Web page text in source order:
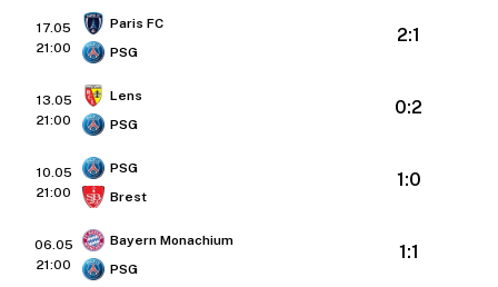
17.05
21:00
Paris FC
PSG
2:1
13.05
21:00
Lens
PSG
0:2
10.05
21:00
PSG
Brest
1:0
06.05
21:00
Bayern Monachium
PSG
1:1